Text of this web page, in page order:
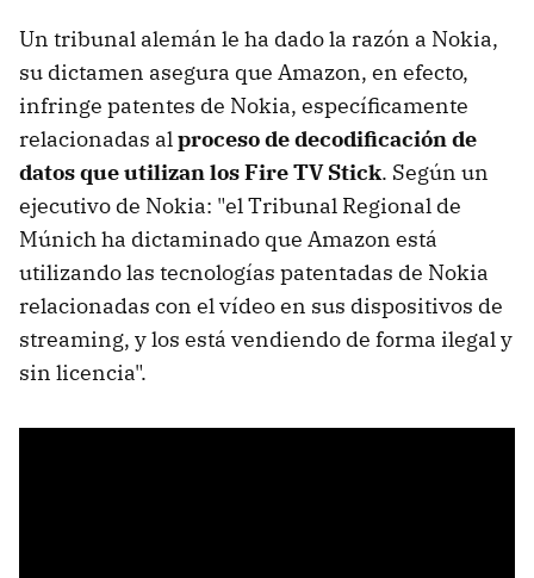
Un tribunal alemán le ha dado la razón a Nokia,
su dictamen asegura que Amazon, en efecto,
infringe patentes de Nokia, específicamente
relacionadas alproceso de decodificación de
datos que utilizan los Fire TV Stick. Según un
ejecutivo de Nokia: "el Tribunal Regional de
Múnich ha dictaminado que Amazon está
utilizando las tecnologías patentadas de Nokia
relacionadas con el vídeo en sus dispositivos de
streaming, y los está vendiendo de forma ilegal y
sin licencia".